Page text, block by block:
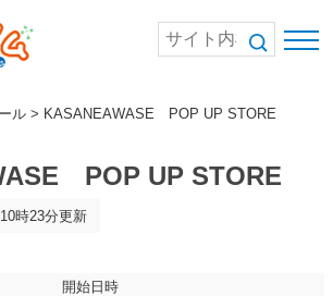
ル> KASANEAWASE POP UP STORE
POP UP STORE
時23分更新
開始日時